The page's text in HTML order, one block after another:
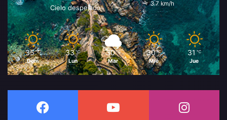
Cielo despejado 3.7 km/h
35 ℃
Dom
33 ℃
Lun
30 ℃
Mar
30 ℃
Mié
31 ℃
Jue